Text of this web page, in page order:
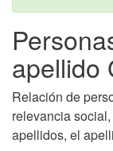
apellido
Relación de
relevancia
apellidos, el